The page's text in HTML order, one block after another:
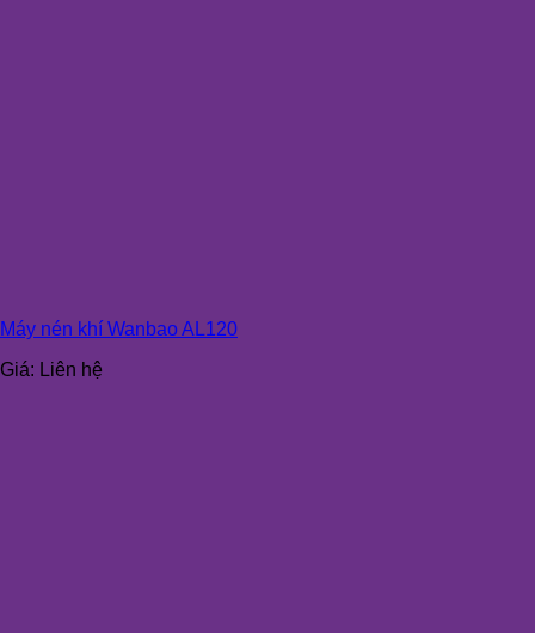
Máy nén khí Wanbao AL120
Giá: Liên hệ